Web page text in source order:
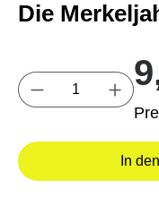
Die
Produkt
In